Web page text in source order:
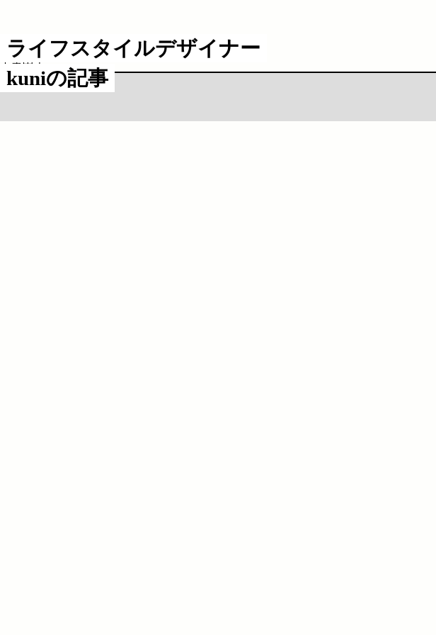
ライフスタイルデザイナー
kuniの記事
工事中！